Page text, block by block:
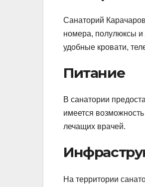
Санаторий
номера, полулюксы
удобные кровати,
Питание
В санатории
имеется
лечащих врачей.
На территории